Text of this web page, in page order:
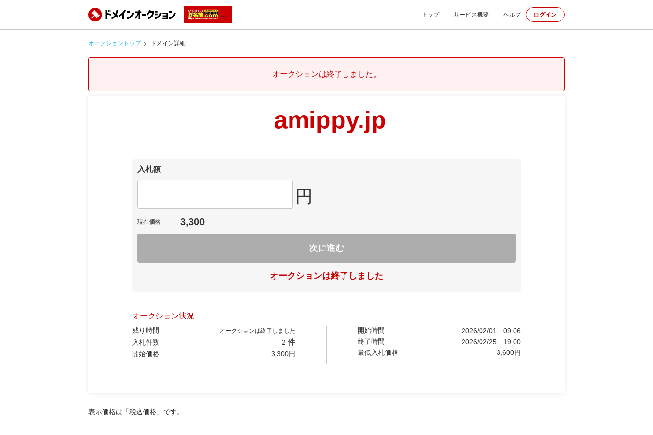
トップ サービス概要 ヘルプ ログイン
オークショントップ ドメイン詳細
オークションは終了しました。
amippy.jp
入札額
円
現在価格 3,300
次に進む
オークションは終了しました
オークション状況
残り時間 オークションは終了しました
入札件数 2 件
開始価格 3,300円
開始時間 2026/02/01
09:06
終了時間
2026/02/25
19:00
最低入札価格
3,600円
表示価格は「税込価格」です。